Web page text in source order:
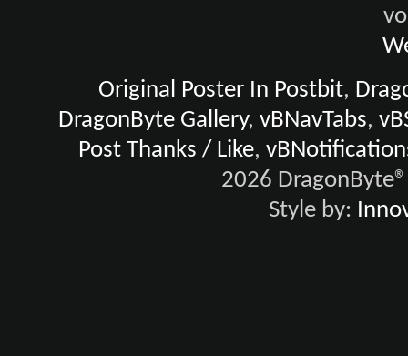
Original Poster In Postbit,
DragonByte Gallery,vBNavTabs,
Post Thanks / Like,
2026
Style by: